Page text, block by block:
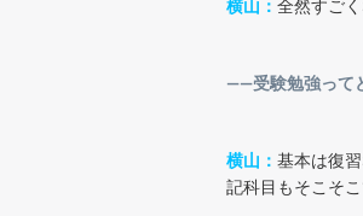
横山： 全然すごく
――受験勉強って
横山： 基本は復
記科目もそこそ